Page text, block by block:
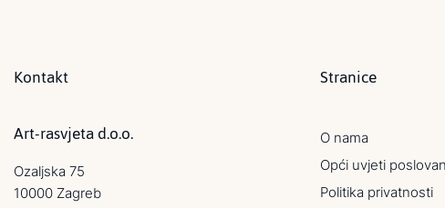
Kontakt
Art-rasvjeta d.o.o.
Ozaljska 75
10000 Zagreb
Stranice
O nama
Opći uvjeti
Politika privatnosti